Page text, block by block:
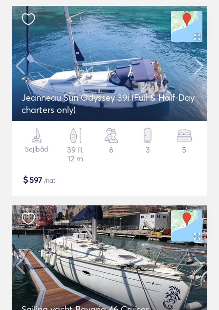
Jeanneau Sun Odyssey 39i (Full & Half-Day
charters only)
Sejlbåd
39 ft
12 m
6 3 5
$597 /nat